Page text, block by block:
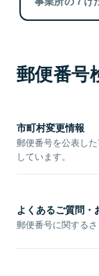
郵便番号
市町村変更情報
郵便番号を公表し
しています。
よくあるご質問・
郵便番号に関する